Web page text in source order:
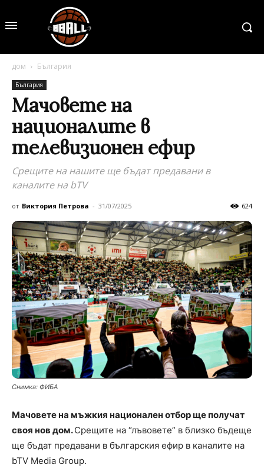
дом България
България
Мачовете на
националите в
телевизионен ефир
Срещите на нашите ще бъдат предавани в
каналите на bTV
от Виктория Петрова - 31/07/2025 624
Снимка: ФИБА
Мачовете на мъжкия национален отбор ще получат
своя нов дом.Срещите на “лъвовете” в близко бъдеще
ще бъдат предавани в българския ефир в каналите на
bTV Media Group.